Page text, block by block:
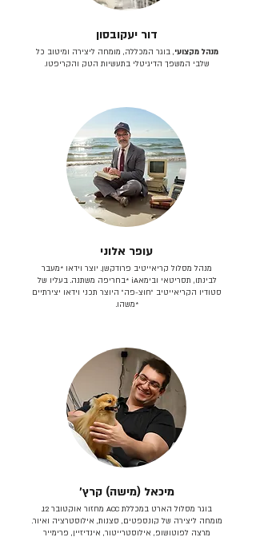
דור יעקובסון
מנהל מקצועי, בוגר המכללה, מומחה ליצירה ומיטוב כל
שלבי המשפך הדיגיטלי בתעשיות הטק והקריפטו.
עופר אלוני
מנהל מסלול קריאייטיב פרודקשן. יוצר וידאו *מעבר
לבינתו, תסריטאי וב​ימאiA‎ *בחריפה משתנה. בעליו של
סטודיו הקריאייטיב ״חוצ-פה״ היוצר תכני וידאו יצירתיים
*משהו.
מיכאל (מישה) קרץ׳
בוגר מסלול הארט במכללת ACC מחזור אוקטובר 12.
מומחה ליצירה של קונספטים, סצנות, אילוסטרציה ואיור.
מרצה לפוטושופ, אילוסטרייטור, אינדיזיין, פרימייר